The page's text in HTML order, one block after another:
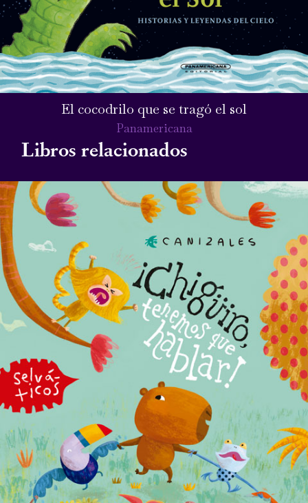
El cocodrilo que se tragó el sol
Panamericana
Libros relacionados